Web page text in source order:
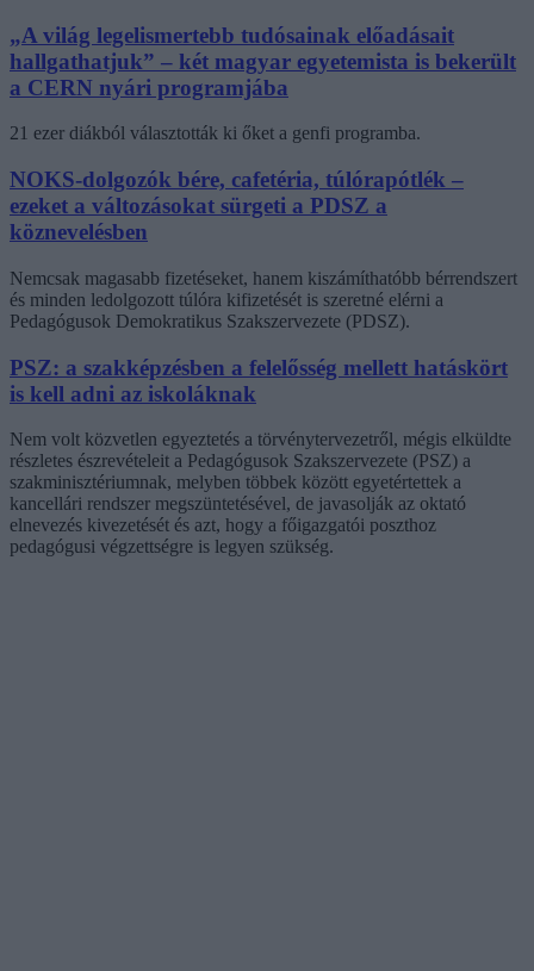
„A világ legelismertebb tudósainak előadásait
hallgathatjuk” – két magyar egyetemista is bekerült
a CERN nyári programjába
21 ezer diákból választották ki őket a genfi programba.
NOKS-dolgozók bére, cafetéria, túlórapótlék –
ezeket a változásokat sürgeti a PDSZ a
köznevelésben
Nemcsak magasabb fizetéseket, hanem kiszámíthatóbb bérrendszert
és minden ledolgozott túlóra kifizetését is szeretné elérni a
Pedagógusok Demokratikus Szakszervezete (PDSZ).
PSZ: a szakképzésben a felelősség mellett hatáskört
is kell adni az iskoláknak
Nem volt közvetlen egyeztetés a törvénytervezetről, mégis elküldte
részletes észrevételeit a Pedagógusok Szakszervezete (PSZ) a
szakminisztériumnak, melyben többek között egyetértettek a
kancellári rendszer megszüntetésével, de javasolják az oktató
elnevezés kivezetését és azt, hogy a főigazgatói poszthoz
pedagógusi végzettségre is legyen szükség.